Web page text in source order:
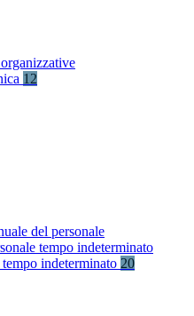
12
del personale
tempo indeterminato
indeterminato 20